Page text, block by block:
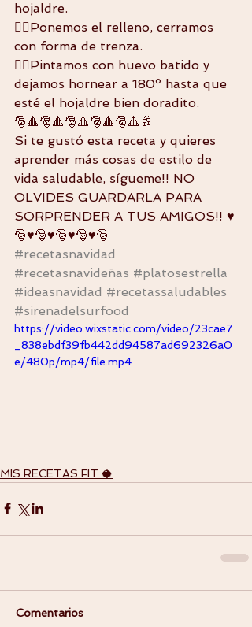
hojaldre.
👉🏼Ponemos el relleno, cerramos
con forma de trenza.
👉🏼Pintamos con huevo batido y
dejamos hornear a 180º hasta que
esté el hojaldre bien doradito.
🎅🔺🎅🔺🎅🔺🎅🔺🎅🔺🥂
Si te gustó esta receta y quieres
aprender más cosas de estilo de
vida saludable, sígueme!! NO
OLVIDES GUARDARLA PARA
SORPRENDER A TUS AMIGOS!! ♥️
🎅♥️🎅♥️🎅♥️🎅♥️🎅
#recetasnavidad
#recetasnavideñas #platosestrella
#ideasnavidad #recetassaludables
#sirenadelsurfood
https://video.wixstatic.com/video/23cae7
_838ebdf39fb442dd94587ad692326a0
e/480p/mp4/file.mp4
MIS RECETAS FIT 🥥
Comentarios